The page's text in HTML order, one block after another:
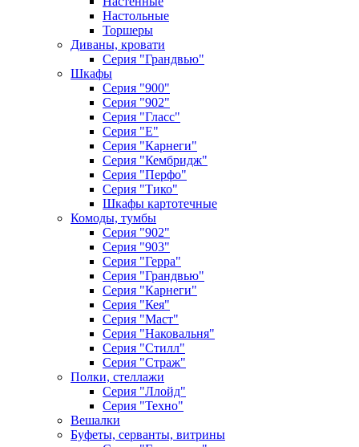
Настольные
Торшеры
Диваны, кровати
Серия "Грандвью"
Шкафы
Серия "900"
Серия "902"
Серия "Гласс"
Серия "Е"
Серия "Карнеги"
Серия "Кембридж"
Серия "Перфо"
Серия "Тико"
Шкафы картотечные
Комоды, тумбы
Серия "902"
Серия "903"
Серия "Герра"
Серия "Грандвью"
Серия "Карнеги"
Серия "Кея"
Серия "Маст"
Серия "Наковальня"
Серия "Стилл"
Серия "Страж"
Полки, стеллажи
Серия "Ллойд"
Серия "Техно"
Вешалки
Буфеты, серванты, витрины